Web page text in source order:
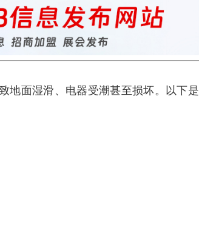
地面湿滑、电器受潮甚至损坏。以下是